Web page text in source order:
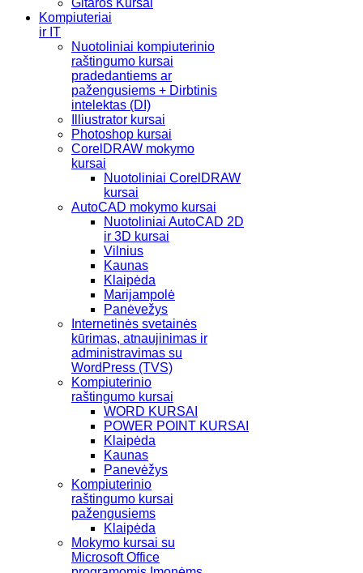
Gitaros Kursai
Kompiuteriai
ir IT
Nuotoliniai kompiuterinio
raštingumo kursai
pradedantiems ar
pažengusiems + Dirbtinis
intelektas (DI)
Illiustrator kursai
Photoshop kursai
CorelDRAW mokymo
kursai
Nuotoliniai CorelDRAW
kursai
AutoCAD mokymo kursai
Nuotoliniai AutoCAD 2D
ir 3D kursai
Vilnius
Kaunas
Klaipėda
Marijampolė
Panėvežys
Internetinės svetainės
kūrimas, atnaujinimas ir
administravimas su
WordPress (TVS)
Kompiuterinio
raštingumo kursai
WORD KURSAI
POWER POINT KURSAI
Klaipėda
Kaunas
Panevėžys
Kompiuterinio
raštingumo kursai
pažengusiems
Klaipėda
Mokymo kursai su
Microsoft Office